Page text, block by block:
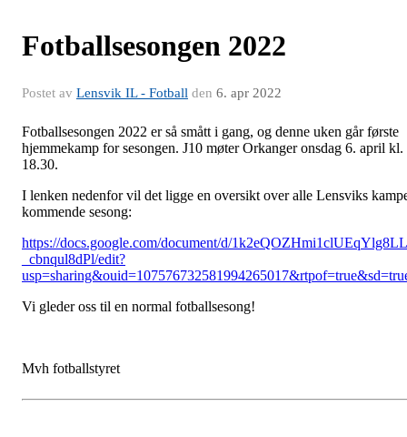
Fotballsesongen 2022
Postet av Lensvik IL - Fotball den 6. apr 2022
Fotballsesongen 2022 er så smått i gang, og denne uken går første
hjemmekamp for sesongen. J10 møter Orkanger onsdag 6. april kl.
18.30.
I lenken nedenfor vil det ligge en oversikt over alle Lensviks
kommende sesong:
https://docs.google.com/document/d/1k2eQOZHmi1clUEqYlg8LL
_cbnqul8dPl/edit?
Vi gleder oss til en normal fotballsesong!
Mvh fotballstyret